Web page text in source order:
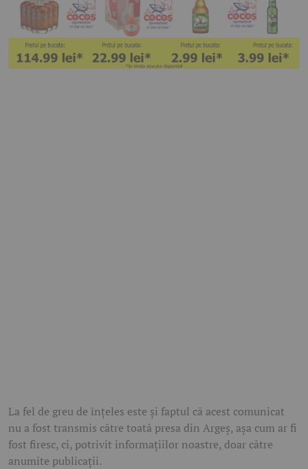
La fel de greu de înțeles este și faptul că acest comunicat
nu a fost transmis către toată presa din Argeș, așa cum ar fi
fost firesc, ci, potrivit informațiilor noastre, doar către
anumite publicații.